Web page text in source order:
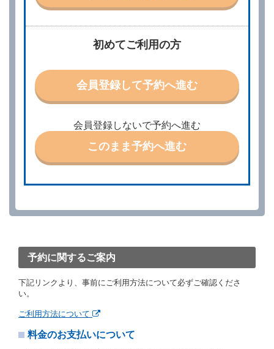
社は、電話連絡並びに電子メールによる予約に応じま
責任を負わないものとします。
当社は、借受人から予約の申込みがあったときは、原
則として、当社の保有するレンタカーの範囲内で予約
特に認める場合を除き、別に定める予約申込金を支払
うものとします。
第３条（予約の変更）
借受人は、前条第１項の借受条件を変更しようとする
ときは、あらかじめ当社の承諾を受けなければならな
いものとします。
第４条（予約の取消し等）
ができます。
を１時間以上経過してもレンタカー貸渡契約（以下
約取消手数料を当社に支払うものとし、当社は、この
予約取消手数料の支払いがあったときは、受領済の予
約申込金を借受人に返還するものとします。
当社の都合により、予約が取り消されたとき、又は貸
約申込金を返還するものとします。
若しくは当社のいずれの責にもよらない事由により貸
初めてご利用の方
会員登録して予約へ進む
会員登録しないで予約へ進む
このまま予約へ進む
予約に関するご案内
下記リンクより、事前にご利用方法について必ずご確認くださ
い。
ご利用方法について
料金のお支払いについて